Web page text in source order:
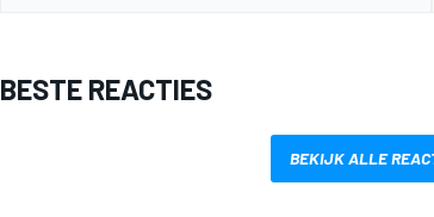
BESTE REACTIES
BEKIJK ALLE